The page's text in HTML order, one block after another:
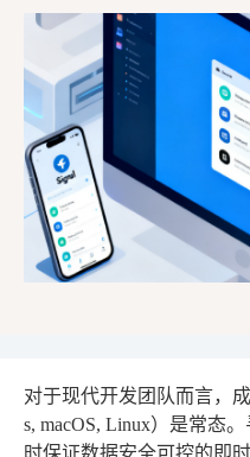
对于现代开发团队而言，
s, macOS, Linux）是常态
时保证数据安全可控的即